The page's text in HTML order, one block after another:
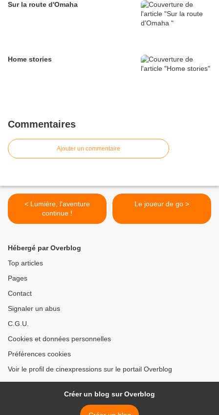
Sur la route d'Omaha
Home stories
Commentaires
Ajouter un commentaire
< Lumière, l'aventure
continue !
Le joueur de go >
Hébergé par Overblog
Top articles
Pages
Contact
Signaler un abus
C.G.U.
Cookies et données personnelles
Préférences cookies
Voir le profil de cinexpressions sur le portail Overblog
Créer un blog sur Overblog